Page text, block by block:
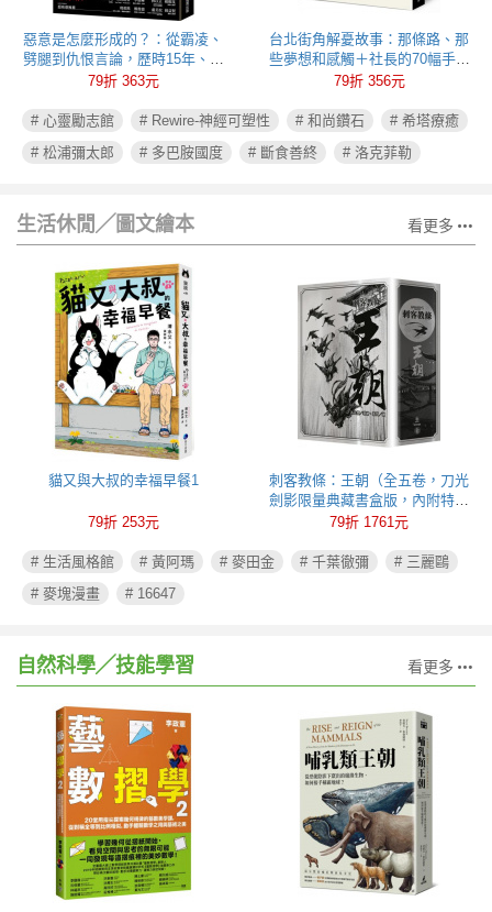
惡意是怎麼形成的？：從霸凌、
劈腿到仇恨言論，歷時15年、全
球超過250萬筆研究數據，心理學
79折 363元
台北街角解憂故事：那條路、那
些夢想和感觸＋社長的70幅手繪
插圖
79折 356元
# 心靈勵志館 # Rewire-神經可塑性 # 和尚鑽石
# 希塔療癒
# 松浦彌太郎
# 多巴胺國度 # 斷食善終 # 洛克菲勒
生活休閒╱圖文繪本 看更多
貓又與大叔的幸福早餐1
79折 253元
刺客教條：王朝（全五卷，刀光
劍影限量典藏書盒版，內附特製
刺客水墨古風海報）
79折 1761元
# 生活風格館 # 黃阿瑪 # 麥田金 # 千葉徹彌
# 三麗鷗
# 麥塊漫畫
# 16647
自然科學╱技能學習 看更多